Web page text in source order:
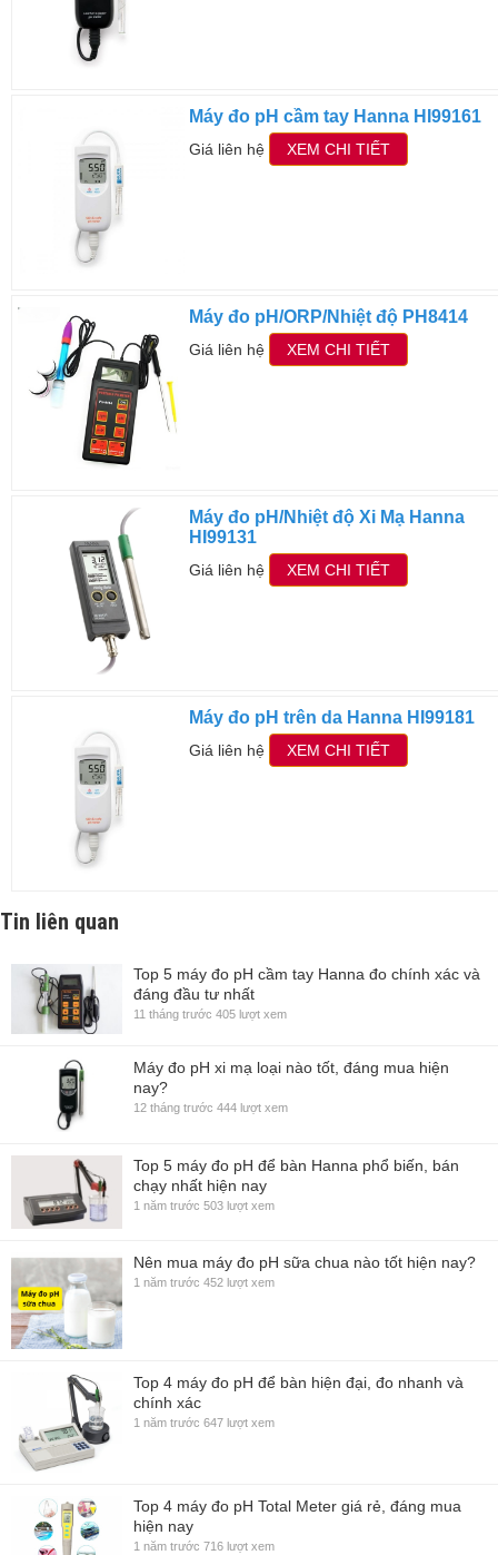
Máy đo pH cầm tay Hanna HI99161
Giá liên hệ XEM CHI TIẾT
Máy đo pH/ORP/Nhiệt độ PH8414
Giá liên hệ XEM CHI TIẾT
Máy đo pH/Nhiệt độ Xi Mạ Hanna
HI99131
Giá liên hệ XEM CHI TIẾT
Máy đo pH trên da Hanna HI99181
Giá liên hệ XEM CHI TIẾT
Tin liên quan
Top 5 máy đo pH cầm tay Hanna đo chính xác và
đáng đầu tư nhất
11 tháng trước 405 lượt xem
Máy đo pH xi mạ loại nào tốt, đáng mua hiện
nay?
12 tháng trước 444 lượt xem
Top 5 máy đo pH để bàn Hanna phổ biến, bán
chạy nhất hiện nay
1 năm trước 503 lượt xem
Nên mua máy đo pH sữa chua nào tốt hiện nay?
1 năm trước 452 lượt xem
Top 4 máy đo pH để bàn hiện đại, đo nhanh và
chính xác
1 năm trước 647 lượt xem
Top 4 máy đo pH Total Meter giá rẻ, đáng mua
hiện nay
1 năm trước 716 lượt xem